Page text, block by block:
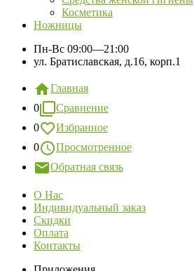
Косметика
Ножницы
Пн-Вс 09:00—21:00
ул. Братиславская, д.16, корп.1
Главная
0
Сравнение
0
Избранное
0
Просмотренное
Обратная связь
О Нас
Индивидуальный заказ
Скидки
Оплата
Контакты